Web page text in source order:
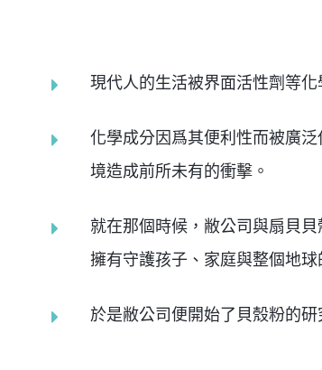
現代人的生活被界面活性劑等化
化學成分因爲其便利性而被廣
境造成前所未有的衝擊。
就在那個時候，敝公司與扇貝
擁有守護孩子、家庭與整個地球
於是敝公司便開始了貝殼粉的研